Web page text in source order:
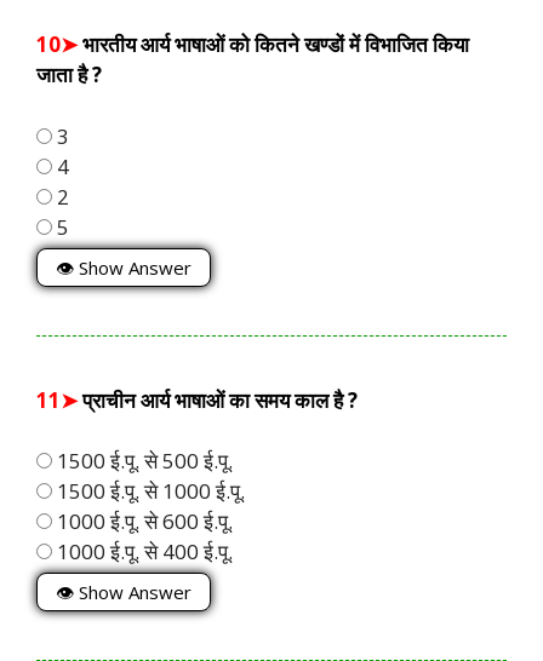
10➤भारतीय आर्य भाषाओं को कितने खण्डों में विभाजित किया
जाता है ?
3
4
2
5
👁 Show Answer
11➤प्राचीन आर्य भाषाओं का समय काल है ?
1500 ई.पू. से 500 ई.पू.
1500 ई.पू. से 1000 ई.पू.
1000 ई.पू. से 600 ई.पू.
1000 ई.पू. से 400 ई.पू.
👁 Show Answer